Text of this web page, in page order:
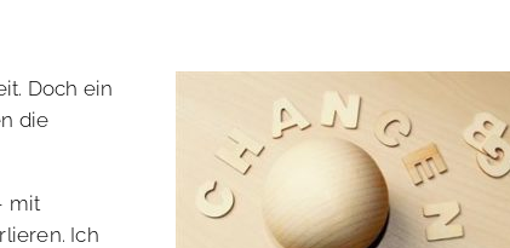
Doch ein
die
mit
Ich